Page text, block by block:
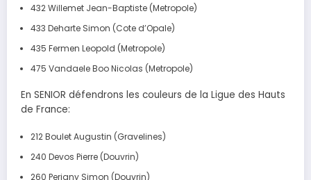
432 Willemet Jean-Baptiste (Metropole)
433 Deharte Simon (Cote d’Opale)
435 Fermen Leopold (Metropole)
475 Vandaele Boo Nicolas (Metropole)
En SENIOR défendrons les couleurs de la Ligue des Hauts
de France:
212 Boulet Augustin (Gravelines)
240 Devos Pierre (Douvrin)
260 Perigny Simon (Douvrin)